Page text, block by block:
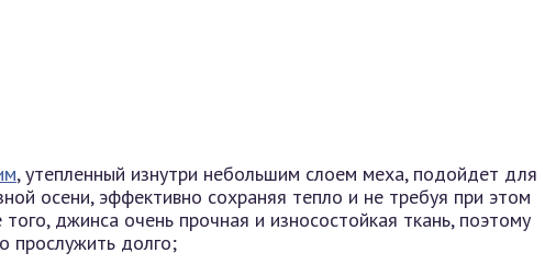
, утепленный изнутри небольшим слоем меха, подойдет для
осени, эффективно сохраняя тепло и не требуя при этом
джинса очень прочная и износостойкая ткань, поэтому
прослужить долго;